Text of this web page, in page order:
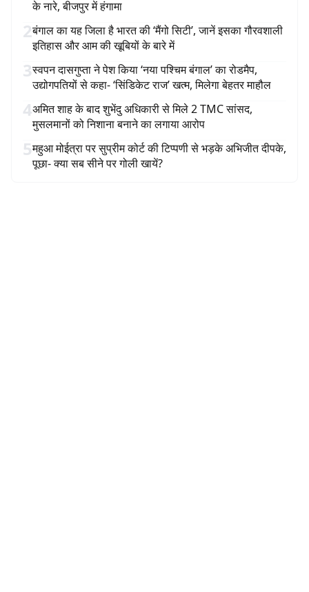
के नारे, बीजपुर में हंगामा
2बंगाल का यह जिला है भारत की ‘मैंगो सिटी’, जानें इसका गौरवशाली
इतिहास और आम की खूबियों के बारे में
3स्वपन दासगुप्ता ने पेश किया ‘नया पश्चिम बंगाल’ का रोडमैप,
उद्योगपतियों से कहा- ‘सिंडिकेट राज’ खत्म, मिलेगा बेहतर माहौल
4अमित शाह के बाद शुभेंदु अधिकारी से मिले 2 TMC सांसद,
मुसलमानों को निशाना बनाने का लगाया आरोप
5महुआ मोईत्रा पर सुप्रीम कोर्ट की टिप्पणी से भड़के अभिजीत दीपके,
पूछा- क्या सब सीने पर गोली खायें?